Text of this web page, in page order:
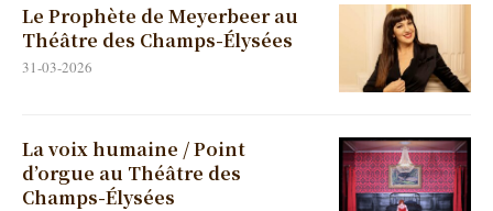
Le Prophète de Meyerbeer au
Théâtre des Champs-Élysées
31-03-2026
La voix humaine / Point
d’orgue au Théâtre des
Champs-Élysées